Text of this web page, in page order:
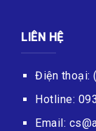
LIÊN HỆ
Điện thoại:
Hotline:
Email: